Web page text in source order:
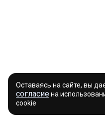
Оставаясь на сайте, вы
согласиена
cookie